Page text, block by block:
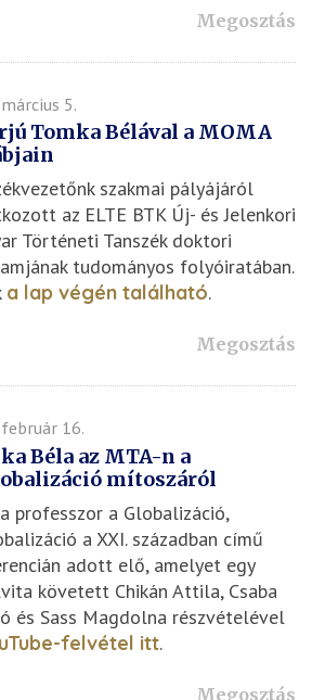
Megosztás
5.
Tomka Bélával a MOMA
szakmai pályájáról
az ELTE BTK Új- és Jelenkori
Történeti Tanszék doktori
tudományos folyóiratában.
a lap végén található.
Megosztás
16.
Béla az MTA-n a
mítoszáról
professzor a Globalizáció,
a XXI. században című
adott elő, amelyet egy
követett Chikán Attila, Csaba
és Sass Magdolna részvételével
felvétel itt.
Megosztás